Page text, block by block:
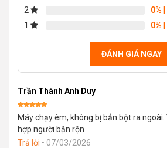
2
0%
1
0%
ĐÁNH GIÁ NGAY
Trần Thành Anh Duy
Được xếp
hạng 55
sao
Máy chạy êm, không bị bắn bột ra
hợp người bận rộn
Trả lời • 07/03/2026